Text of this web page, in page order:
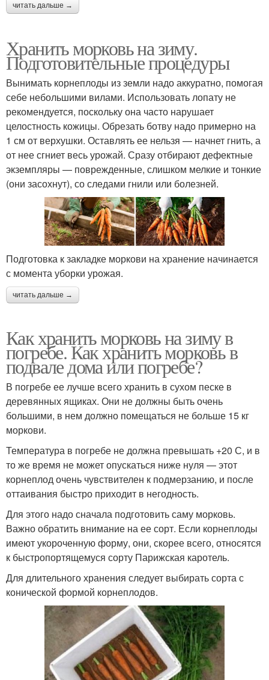
читать дальше →
Хранить морковь на зиму.
Подготовительные процедуры
Вынимать корнеплоды из земли надо аккуратно, помогая
себе небольшими вилами. Использовать лопату не
рекомендуется, поскольку она часто нарушает
целостность кожицы. Обрезать ботву надо примерно на
1 см от верхушки. Оставлять ее нельзя — начнет гнить, а
от нее сгниет весь урожай. Сразу отбирают дефектные
экземпляры — поврежденные, слишком мелкие и тонкие
(они засохнут), со следами гнили или болезней.
Подготовка к закладке моркови на хранение начинается
с момента уборки урожая.
читать дальше →
Как хранить морковь на зиму в
погребе. Как хранить морковь в
подвале дома или погребе?
В погребе ее лучше всего хранить в сухом песке в
деревянных ящиках. Они не должны быть очень
большими, в нем должно помещаться не больше 15 кг
моркови.
Температура в погребе не должна превышать +20 С, и в
то же время не может опускаться ниже нуля — этот
корнеплод очень чувствителен к подмерзанию, и после
оттаивания быстро приходит в негодность.
Для этого надо сначала подготовить саму морковь.
Важно обратить внимание на ее сорт. Если корнеплоды
имеют укороченную форму, они, скорее всего, относятся
к быстропортящемуся сорту Парижская каротель.
Для длительного хранения следует выбирать сорта с
конической формой корнеплодов.